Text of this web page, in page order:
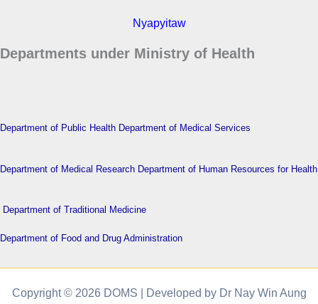
Nyapyitaw
Departments under Ministry of Health
Department of Public Health Department of Medical Services
Department of Medical Research Department of Human Resources for Health
Department of Traditional Medicine
Department of Food and Drug Administration
Copyright © 2026 DOMS | Developed by Dr Nay Win Aung